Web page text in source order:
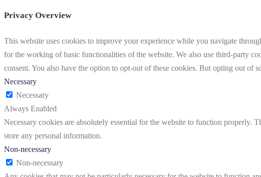
Privacy Overview
This website uses cookies to improve your experience while you navigate
for the working of basic functionalities of the website. We also use third-party
consent. You also have the option to opt-out of these cookies. But opting out of
Necessary
Necessary
Always Enabled
Necessary cookies are absolutely essential for the website to function properly.
store any personal information.
Non-necessary
Non-necessary